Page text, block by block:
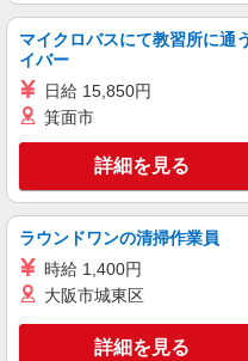
マイクロバスにて教習所に通
イバー
日給 15,850円
箕面市
詳細を見る
ラウンドワンの清掃作業員
時給 1,400円
大阪市城東区
詳細を見る